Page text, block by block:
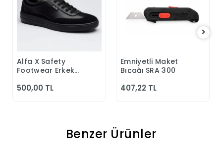
Sepete Ekle
Alfa X Safety
Footwear Erkek
Klasik Ayakkabı
500,00 TL
Sepete Ekle
Emniyetli Maket
Bıçağı SRA 300
407,22 TL
Benzer Ürünler